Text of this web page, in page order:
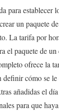
para establecer
un paquete
La tarifa por
el paquete de
ofrece la
definir cómo se
añadidas el
para que